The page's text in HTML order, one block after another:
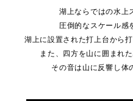
湖上ならではの水上
圧倒的なスケール感
湖上に設置された打上台から
また、四方を山に囲まれ
その音は山に反響し体